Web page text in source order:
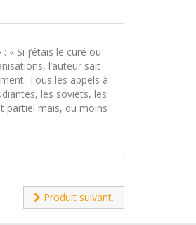
Si j’étais le curé ou
l’auteur sait
Tous les appels à
les soviets, les
partiel mais, du moins
Produit suivant.